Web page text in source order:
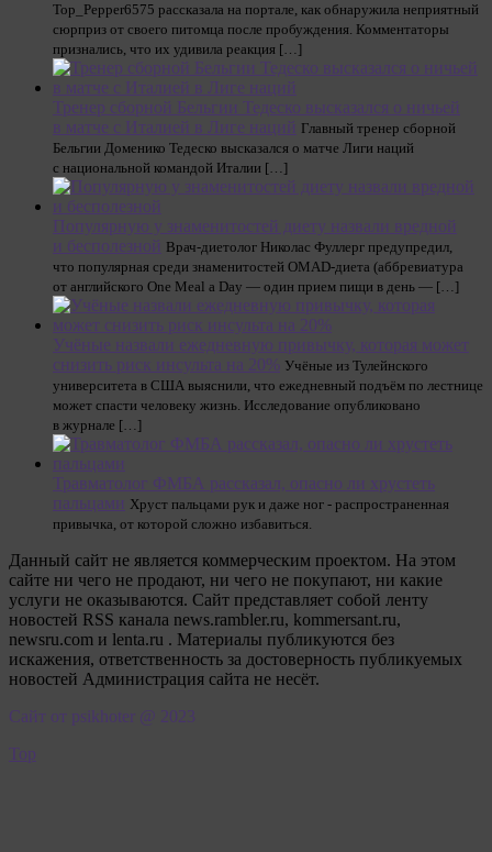
Top_Pepper6575 рассказала на портале, как обнаружила неприятный
сюрприз от своего питомца после пробуждения. Комментаторы
признались, что их удивила реакция […]
Тренер сборной Бельгии Тедеско высказался о ничьей
в матче с Италией в Лиге наций Главный тренер сборной
Бельгии Доменико Тедеско высказался о матче Лиги наций
с национальной командой Италии […]
Популярную у знаменитостей диету назвали вредной
и бесполезной Врач-диетолог Николас Фуллерг предупредил,
что популярная среди знаменитостей OMAD-диета (аббревиатура
от английского One Meal a Day — один прием пищи в день — […]
Учёные назвали ежедневную привычку, которая может
снизить риск инсульта на 20% Учёные из Тулейнского
университета в США выяснили, что ежедневный подъём по лестнице
может спасти человеку жизнь. Исследование опубликовано
в журнале […]
Травматолог ФМБА рассказал, опасно ли хрустеть
пальцами Хруст пальцами рук и даже ног - распространенная
привычка, от которой сложно избавиться.
Данный сайт не является коммерческим проектом. На этом
сайте ни чего не продают, ни чего не покупают, ни какие
услуги не оказываются. Сайт представляет собой ленту
новостей RSS канала news.rambler.ru, kommersant.ru,
newsru.com и lenta.ru . Материалы публикуются без
искажения, ответственность за достоверность публикуемых
новостей Администрация сайта не несёт.
Сайт от psikhoter @ 2023
Top